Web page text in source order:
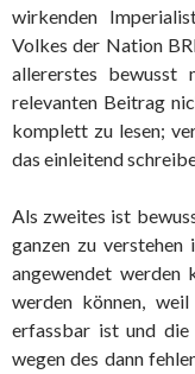
wirkenden
Volkes der Nation
allererstes bewusst
relevanten Beitrag
komplett zu lesen;
das einleitend
Als zweites ist
ganzen zu verstehen
angewendet werden
werden können,
erfassbar ist und die
wegen des dann